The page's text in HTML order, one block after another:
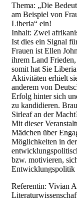
Thema: „Die
am Beispiel von
Liberia“ ein!
Inhalt: Zwei
Ist dies ein Signal
Frauen ist Ellen
ihrem Land
somit hat Sie
Aktivitäten erhielt
anderem von
Erfolg hinter sich
zu kandidieren.
Sirleaf an der
Mit dieser
Mädchen über
Möglichkeiten in
bzw. motivieren,
Entwicklungspolitik
Referentin: Vivian